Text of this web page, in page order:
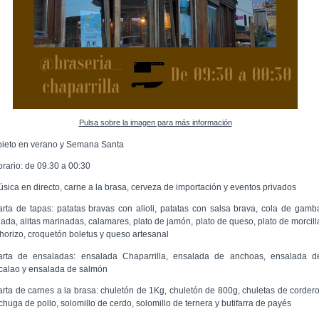
Pulsa sobre la imagen para más información
en verano y Semana Santa
de 09:30 a 00:30
en directo, carne a la brasa, cerveza de importación y eventos privados
de tapas: patatas bravas con alioli, patatas con salsa brava, cola de
alitas marinadas, calamares, plato de jamón, plato de queso, plato de
croquetón boletus y queso artesanal
de ensaladas: ensalada Chaparrilla, ensalada de anchoas, ensalada
y ensalada de salmón
de carnes a la brasa: chuletón de 1Kg, chuletón de 800g, chuletas de cordero,
de pollo, solomillo de cerdo, solomillo de ternera y butifarra de payés